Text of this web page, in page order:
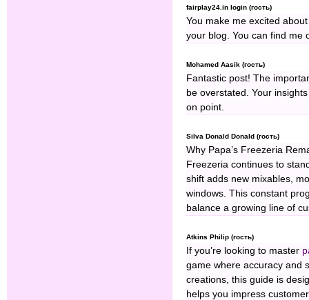
fairplay24.in login (гость)
You make me excited
your blog. You can find me
Mohamed Aasik (гость)
Fantastic post! The
be overstated. Your
on point.
Silva Donald Donald (гость)
Why Papa’s Freezeria
Freezeria continues to
shift adds new mixables,
windows. This constant
balance a growing line of
Atkins Philip (гость)
If you’re looking to master
game where accuracy and
creations, this guide is
helps you impress